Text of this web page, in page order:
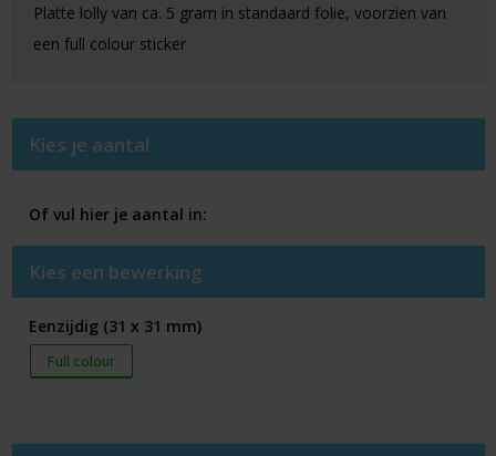
Platte lolly van ca. 5 gram in standaard folie, voorzien van
een full colour sticker
Kies je aantal
Of vul hier je aantal in:
Kies een bewerking
Eenzijdig (31 x 31 mm)
Full colour